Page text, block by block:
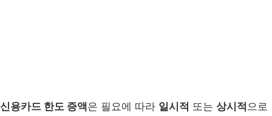
신용카드 한도 증액은 필요에 따라 일시적 또는 상시적 으로